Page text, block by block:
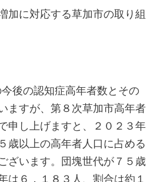
加に対応する草加市の取り組
の認知症高年者数とその
ますが、第８次草加市高年者
申し上げますと、２０２３年
歳以上の高年者人口に占める
ざいます。団塊世代が７５歳
は６，１８３人、割合は約１